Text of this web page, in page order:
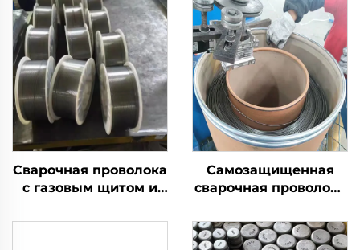
Сварочная проволока
с газовым щитом и
сердцевине
Самозащищенная
сварочная проволока
сердцевине